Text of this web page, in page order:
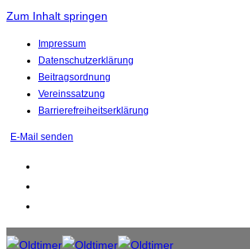
Zum Inhalt springen
Impressum
Datenschutzerklärung
Beitragsordnung
Vereinssatzung
Barrierefreiheitserklärung
E-Mail senden